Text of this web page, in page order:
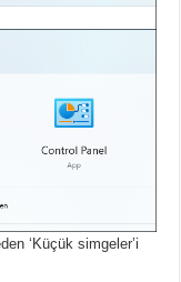
‘Küçük simgeler’i